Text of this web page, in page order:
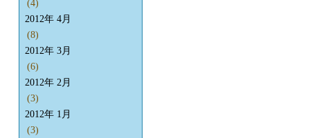
(4)
2012年 4月
(8)
2012年 3月
(6)
2012年 2月
(3)
2012年 1月
(3)